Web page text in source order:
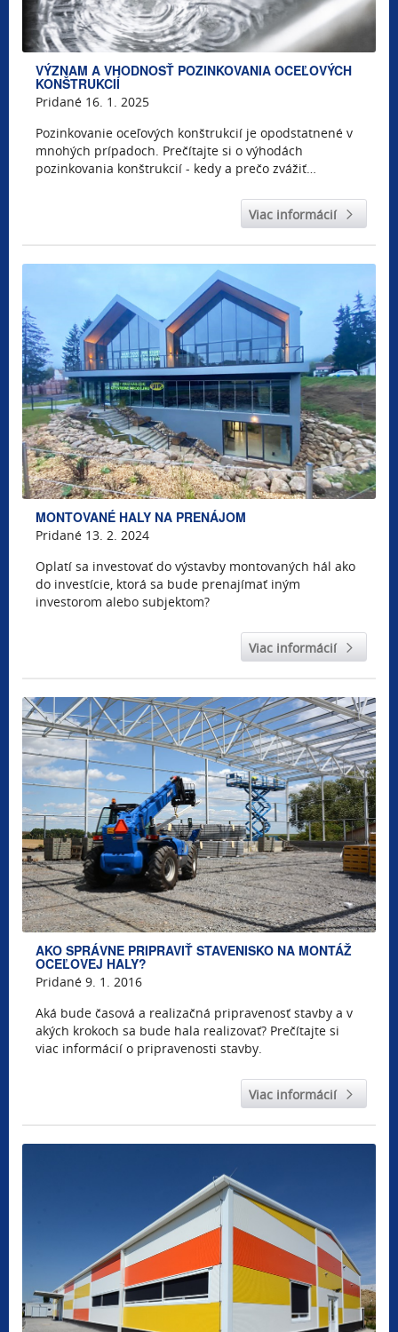
VÝZNAM A VHODNOSŤ POZINKOVANIA OCEĽOVÝCH
KONŠTRUKCIÍ
Pridané 16. 1. 2025
Pozinkovanie oceľových konštrukcií je opodstatnené v
mnohých prípadoch. Prečítajte si o výhodách
pozinkovania konštrukcií - kedy a prečo zvážiť…
Viac informácií
MONTOVANÉ HALY NA PRENÁJOM
Pridané 13. 2. 2024
Oplatí sa investovať do výstavby montovaných hál ako
do investície, ktorá sa bude prenajímať iným
investorom alebo subjektom?
Viac informácií
AKO SPRÁVNE PRIPRAVIŤ STAVENISKO NA MONTÁŽ
OCEĽOVEJ HALY?
Pridané 9. 1. 2016
Aká bude časová a realizačná pripravenosť stavby a v
akých krokoch sa bude hala realizovať? Prečítajte si
viac informácií o pripravenosti stavby.
Viac informácií